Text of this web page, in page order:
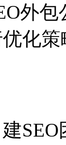
外
化
建